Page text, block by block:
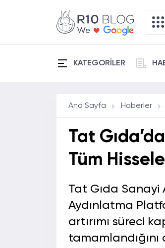
KATEGORİLER
Ana Sayfa Haberler
Tat
Tüm
Tat Gıda Sanayi
Aydınlatma
artırımı süreci